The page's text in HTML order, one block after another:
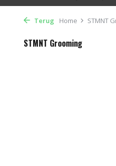
Terug Home STMNT
STMNT Grooming